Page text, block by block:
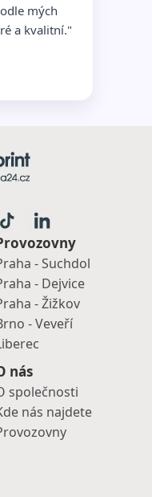
mých
a kvalitní."
- Suchdol
- Dejvice
- Žižkov
- Veveří
nás
společnosti
nás najdete